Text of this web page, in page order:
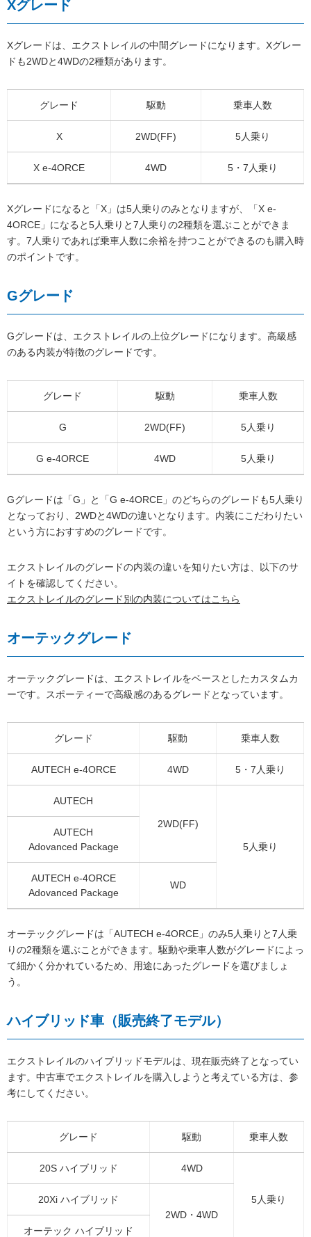
Xグレード
Xグレードは、エクストレイルの中間グレードになります。Xグレー
ドも2WDと4WDの2種類があります。
グレード 駆動 乗車人数
X 2WD(FF) 5人乗り
X e-4ORCE 4WD 5・7人乗り
Xグレードになると「X」は5人乗りのみとなりますが、「X e-
4ORCE」になると5人乗りと7人乗りの2種類を選ぶことができま
す。7人乗りであれば乗車人数に余裕を持つことができるのも購入時
のポイントです。
Gグレード
Gグレードは、エクストレイルの上位グレードになります。高級感
のある内装が特徴のグレードです。
グレード 駆動 乗車人数
G 2WD(FF) 5人乗り
G e-4ORCE 4WD 5人乗り
Gグレードは「G」と「G e-4ORCE」のどちらのグレードも5人乗り
となっており、2WDと4WDの違いとなります。内装にこだわりたい
という方におすすめのグレードです。
エクストレイルのグレードの内装の違いを知りたい方は、以下のサ
イトを確認してください。
エクストレイルのグレード別の内装についてはこちら
オーテックグレード
オーテックグレードは、エクストレイルをベースとしたカスタムカ
ーです。スポーティーで高級感のあるグレードとなっています。
グレード 駆動 乗車人数
AUTECH e-4ORCE 4WD 5・7人乗り
AUTECH
2WD(FF)
5人乗り
AUTECH
Adovanced Package
AUTECH e-4ORCE
Adovanced Package
WD
オーテックグレードは「AUTECH e-4ORCE」のみ5人乗りと7人乗
りの2種類を選ぶことができます。駆動や乗車人数がグレードによっ
て細かく分かれているため、用途にあったグレードを選びましょ
う。
ハイブリッド車（販売終了モデル）
エクストレイルのハイブリッドモデルは、現在販売終了となってい
ます。中古車でエクストレイルを購入しようと考えている方は、参
考にしてください。
グレード 駆動 乗車人数
20S ハイブリッド 4WD
5人乗り
20Xi ハイブリッド
2WD・4WD
オーテック ハイブリッド